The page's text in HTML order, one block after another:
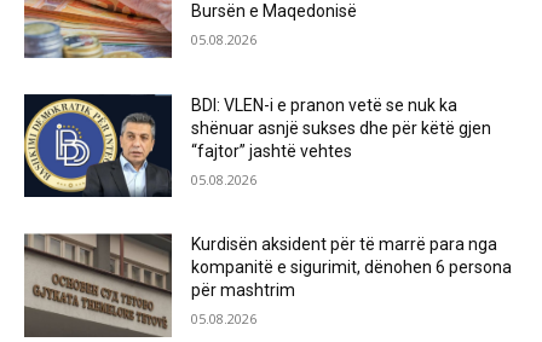
Bursën e Maqedonisë
05.08.2026
BDI: VLEN-i e pranon vetë se nuk ka
shënuar asnjë sukses dhe për këtë gjen
“fajtor” jashtë vehtes
05.08.2026
Kurdisën aksident për të marrë para nga
kompanitë e sigurimit, dënohen 6 persona
për mashtrim
05.08.2026